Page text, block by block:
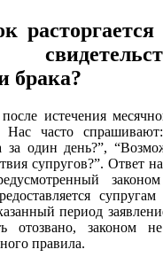
брака?
после истечения
Нас часто
за один день?”,
супругов?”. Ответ
период
отозвано, законом не
правила.